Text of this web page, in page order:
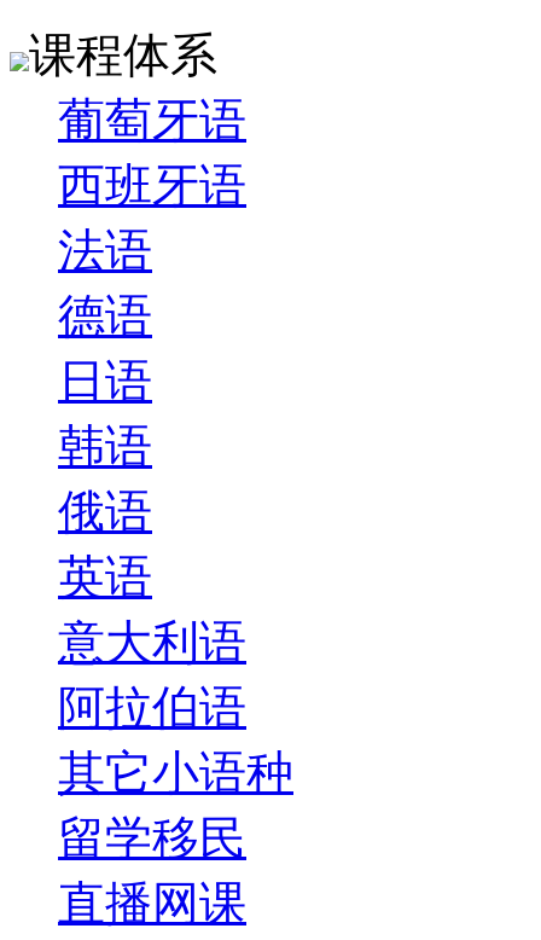
课程体系
葡萄牙语
西班牙语
法语
德语
日语
韩语
俄语
英语
意大利语
阿拉伯语
其它小语种
留学移民
直播网课